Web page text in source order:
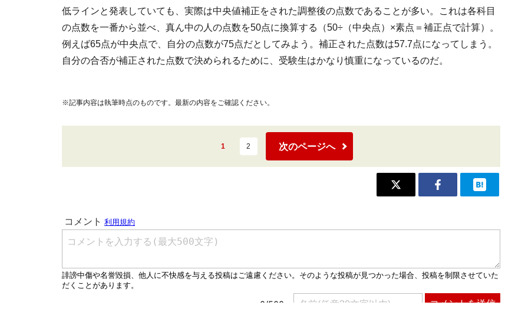
低ラインと発表していても、実際は中央値補正をされた調整後の点数であることが多い。これは各科目
の点数を一番から並べ、真ん中の人の点数を50点に換算する（50÷（中央点）×素点＝補正点で計算）。
例えば65点が中央点で、自分の点数が75点だとしてみよう。補正された点数は57.7点になってしまう。
自分の合否が補正された点数で決められるために、受験生はかなり慎重になっているのだ。
※記事内容は執筆時点のものです。最新の内容をご確認ください。
1 2 次のページへ